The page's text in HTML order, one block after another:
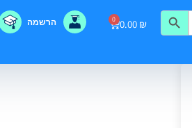
0.00 ₪
0 הרשמה